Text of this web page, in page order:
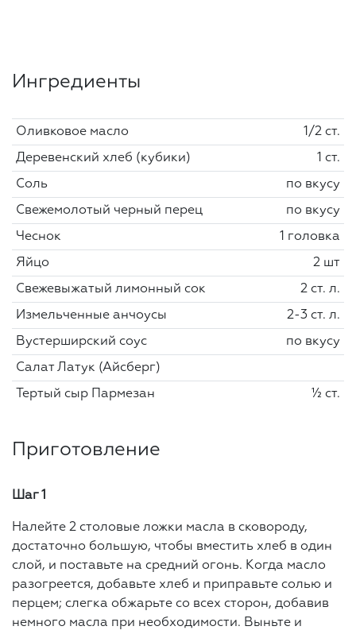
Ингредиенты
Оливковое масло 1/2 ст.
Деревенский хлеб (кубики) 1 ст.
Соль по вкусу
Свежемолотый черный перец по вкусу
Чеснок 1 головка
Яйцо 2 шт
Свежевыжатый лимонный сок 2 ст. л.
Измельченные анчоусы 2-3 ст. л.
Вустерширский соус по вкусу
Салат Латук (Айсберг)
Тертый сыр Пармезан ½ ст.
Приготовление
Шаг 1
Налейте 2 столовые ложки масла в сковороду,
достаточно большую, чтобы вместить хлеб в один
слой, и поставьте на средний огонь. Когда масло
разогреется, добавьте хлеб и приправьте солью и
перцем; слегка обжарьте со всех сторон, добавив
немного масла при необходимости. Выньте и